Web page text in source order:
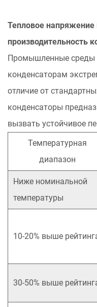
охлаждения
Для
3.1
Активные
системы
охлаждения
3.2
Пассивные
охлаждающие
Отказ
высокого
профилактика
4.1
Тепловое напряжение
производительность
Промышленные среды
конденсаторам
отличие от
конденсаторы
вызвать устойчивое
Температурная
диапазон
Ниже номинальной
температуры
10-20% выше
30-50% выше